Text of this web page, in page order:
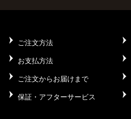
ご注文方法
お支払方法
ご注文からお届けまで
保証・アフターサービス